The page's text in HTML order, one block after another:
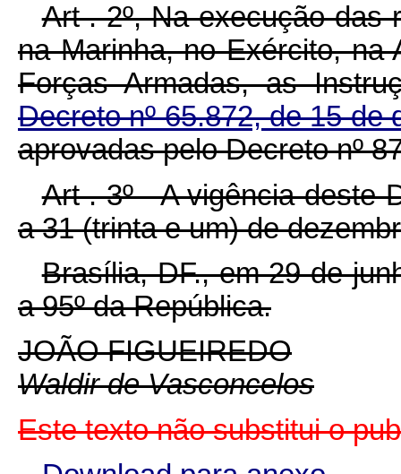
Art . 2º, Na execução das
na Marinha, no Exército, na
Forças Armadas, as
Decreto nº 65.872, de 15
aprovadas pelo Decreto nº
Art . 3º - A vigência deste
a 31 (trinta e um) de
Brasília, DF., em 29 de
a 95º da República.
JOÃO FIGUEIREDO
Waldir de Vasconcelos
Este texto não substitui o